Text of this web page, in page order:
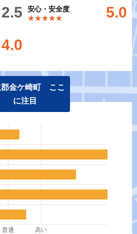
2.5
安心・安全度
★★★★★
★★★★★ 5.0
4.0
郡金ケ崎町 ここ
に注目
普通 高い